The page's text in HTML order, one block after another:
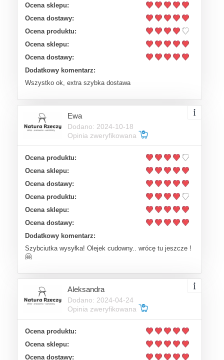
Ocena sklepu:
Ocena dostawy:
Ocena produktu:
Ocena sklepu:
Ocena dostawy:
Dodatkowy komentarz:
Wszystko ok, extra szybka dostawa
Ewa
Dodano: 2024-10-18
Opinia zweryfikowana
Ocena produktu:
Ocena sklepu:
Ocena dostawy:
Ocena produktu:
Ocena sklepu:
Ocena dostawy:
Dodatkowy komentarz:
Szybciutka wysyłka! Olejek cudowny.. wrócę tu jeszcze !
🤗
Aleksandra
Dodano: 2024-04-24
Opinia zweryfikowana
Ocena produktu:
Ocena sklepu:
Ocena dostawy: